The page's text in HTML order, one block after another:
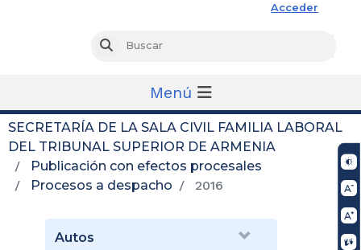
Acceder
Buscar
Menú
SECRETARÍA DE LA SALA CIVIL FAMILIA LABORAL
DEL TRIBUNAL SUPERIOR DE ARMENIA
Publicación con efectos procesales
Procesos a despacho
2016
Autos